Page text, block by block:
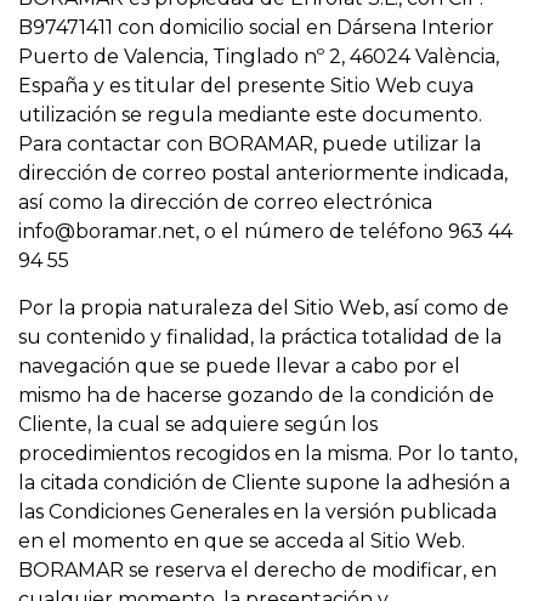
B97471411 con domicilio social en Dársena Interior
Puerto de Valencia, Tinglado nº 2, 46024 València,
España y es titular del presente Sitio Web cuya
utilización se regula mediante este documento.
Para contactar con BORAMAR, puede utilizar la
dirección de correo postal anteriormente indicada,
así como la dirección de correo electrónica
info@boramar.net, o el número de teléfono 963 44
94 55
Por la propia naturaleza del Sitio Web, así como de
su contenido y finalidad, la práctica totalidad de la
navegación que se puede llevar a cabo por el
mismo ha de hacerse gozando de la condición de
Cliente, la cual se adquiere según los
procedimientos recogidos en la misma. Por lo tanto,
la citada condición de Cliente supone la adhesión a
las Condiciones Generales en la versión publicada
en el momento en que se acceda al Sitio Web.
BORAMAR se reserva el derecho de modificar, en